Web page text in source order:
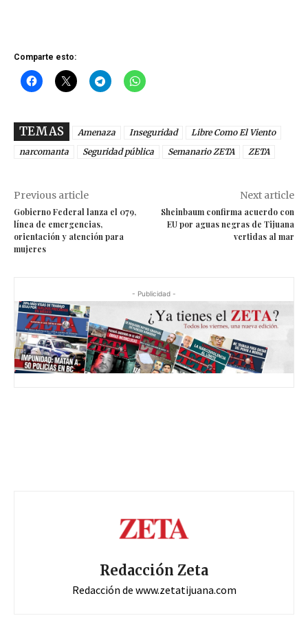
Comparte esto:
TEMAS Amenaza Inseguridad
Libre Como El Viento
narcomanta
Seguridad pública Semanario ZETA ZETA
Previous article
Gobierno Federal lanza el 079,
línea de emergencias,
orientación y atención para
mujeres
Next article
Sheinbaum confirma acuerdo con
EU por aguas negras de Tijuana
vertidas al mar
- Publicidad -
Redacción Zeta
Redacción de www.zetatijuana.com